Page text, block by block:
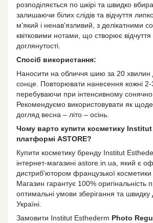
розподіляється по шкірі та швидко
залишаючи білих слідів та відчуття
м'який і ненав'язливий, з делікатними
квітковими нотами, що створює відчуття
доглянутості.
Спосіб використання:
Наносити на обличчя шию за 20 хвилин
сонце. Повторювати нанесення кожні 2-
перебуваючи при інтенсивному
Рекомендуємо використовувати як
догляд весна – літо – осінь.
Чому варто купити косметику
платформі ASTORE?
Купити косметику бренду Іnstitut
інтернет-магазині astore.in.ua, який є
дистриб'ютором французької косметики
Магазин гарантує 100% оригінальність
оптимальні умови зберігання та швидку
Україні.
Замовити Institut Esthederm Photo